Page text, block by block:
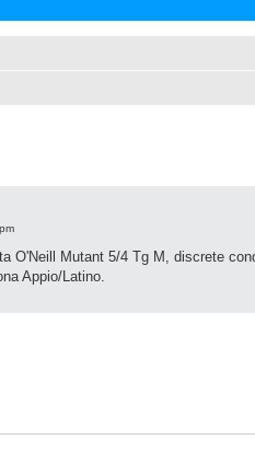
O'Neill Mutant 5/4 Tg M, discrete
Appio/Latino.